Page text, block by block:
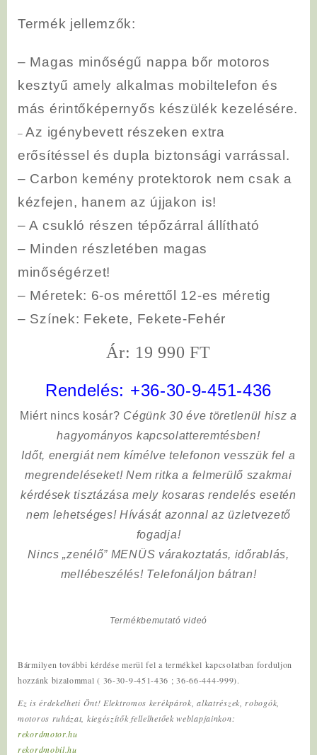
Termék jellemzők:
– Magas minőségű nappa bőr motoros
kesztyű amely alkalmas mobiltelefon és
más érintőképernyős készülék kezelésére.
–Az igénybevett részeken extra
erősítéssel és dupla biztonsági varrással.
– Carbon kemény protektorok nem csak a
kézfejen, hanem az újjakon is!
–A csukló részen tépőzárral állítható
– Minden részletében magas
minőségérzet!
– Méretek: 6-os mérettől 12-es méretig
– Színek: Fekete, Fekete-Fehér
Ár: 19 990 FT
Rendelés: +36-30-9-451-436
Miért nincs kosár? Cégünk 30 éve töretlenül hisz a
hagyományos kapcsolatteremtésben!
Időt, energiát nem kímélvetelefonon vesszük fel a
megrendeléseket! Nem ritka a felmerülő szakmai
kérdések tisztázása mely kosaras rendelés esetén
nem lehetséges! Hívását azonnal az üzletvezető
fogadja!
Nincs „zenélő” MENÜS várakoztatás, időrablás,
mellébeszélés! Telefonáljon bátran!
Termékbemutató videó
Bármilyen további kérdése merül fel a termékkel kapcsolatban forduljon
hozzánk bizalommal ( 36-30-9-451-436 ; 36-66-444-999).
Ez is érdekelheti Önt! Elektromos kerékpárok, alkatrészek, robogók,
motoros ruházat, kiegészítők fellelhetőek weblapjainkon:
rekordmotor.hu
rekordmobil.hu